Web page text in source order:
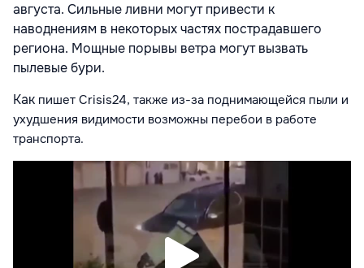
августа. Сильные ливни могут привести к
наводнениям в некоторых частях пострадавшего
региона. Мощные порывы ветра могут вызвать
пылевые бури.
Как пишет Crisis24, также из-за поднимающейся пыли и
ухудшения видимости возможны перебои в работе
транспорта.